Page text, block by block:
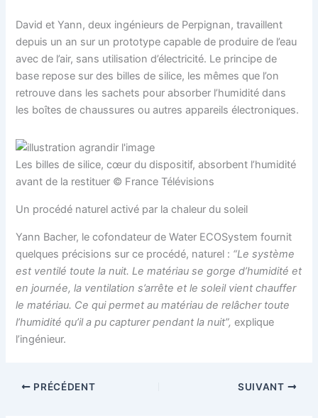
David et Yann, deux ingénieurs de Perpignan, travaillent
depuis un an sur un prototype capable de produire de l’eau
avec de l’air, sans utilisation d’électricité. Le principe de
base repose sur des billes de silice, les mêmes que l’on
retrouve dans les sachets pour absorber l’humidité dans
les boîtes de chaussures ou autres appareils électroniques.
Les billes de silice, cœur du dispositif, absorbent l’humidité
avant de la restituer © France Télévisions
Un procédé naturel activé par la chaleur du soleil
Yann Bacher, le cofondateur de Water ECOSystem fournit
quelques précisions sur ce procédé, naturel : “Le système
est ventilé toute la nuit. Le matériau se gorge d’humidité et
en journée, la ventilation s’arrête et le soleil vient chauffer
le matériau. Ce qui permet au matériau de relâcher toute
l’humidité qu’il a pu capturer pendant la nuit”, explique
l’ingénieur.
PRÉCÉDENT SUIVANT